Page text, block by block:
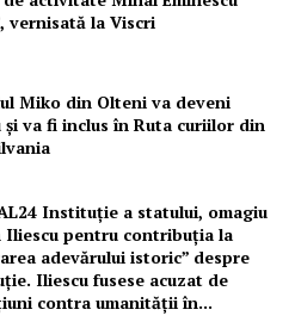
vernisată la Viscri
Miko din Olteni va deveni
şi va fi inclus în Ruta curiilor din
Instituție a statului, omagiu
Iliescu pentru contribuția la
adevărului istoric” despre
Iliescu fusese acuzat de
contra umanității în...